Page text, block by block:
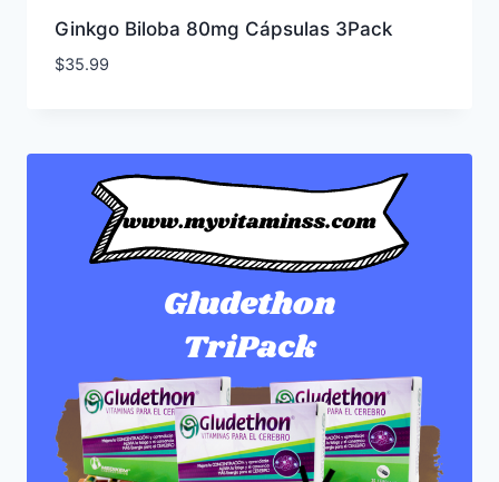
Ginkgo Biloba 80mg Cápsulas 3Pack
$35.99